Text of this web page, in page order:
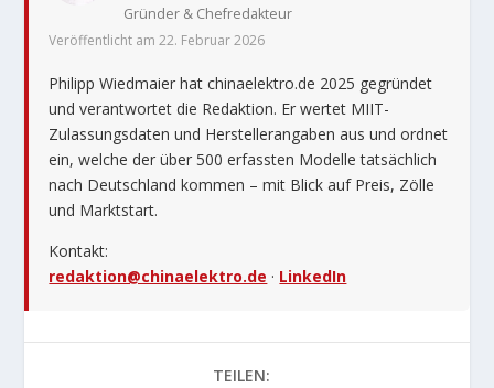
Gründer & Chefredakteur
Veröffentlicht am 22. Februar 2026
Philipp Wiedmaier hat chinaelektro.de 2025 gegründet
und verantwortet die Redaktion. Er wertet MIIT-
Zulassungsdaten und Herstellerangaben aus und ordnet
ein, welche der über 500 erfassten Modelle tatsächlich
nach Deutschland kommen – mit Blick auf Preis, Zölle
und Marktstart.
Kontakt:
redaktion@chinaelektro.de · LinkedIn
TEILEN: